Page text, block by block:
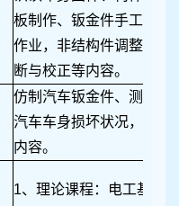
板制作、钣金件手工制作
作业，非结构件调整、修
断与校正等内容。
仿制汽车钣金件、测量损
汽车车身损坏状况，技术
内容。
1、理论课程：电工基础